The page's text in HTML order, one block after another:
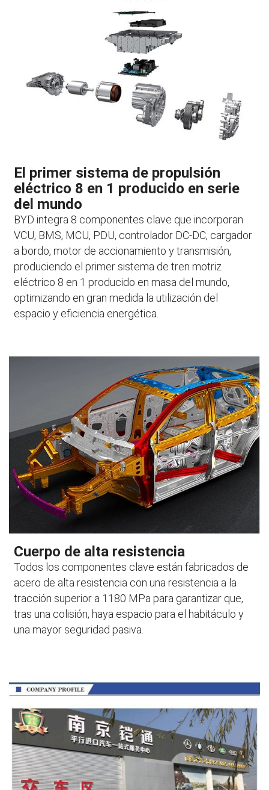
El primer sistema de propulsión
eléctrico 8 en 1 producido en serie
del mundo
BYD integra 8 componentes clave que incorporan
VCU, BMS, MCU, PDU, controlador DC-DC, cargador
a bordo, motor de accionamiento y transmisión,
produciendo el primer sistema de tren motriz
eléctrico 8 en 1 producido en masa del mundo,
optimizando en gran medida la utilización del
espacio y eficiencia energética.
Cuerpo de alta resistencia
Todos los componentes clave están fabricados de
acero de alta resistencia con una resistencia a la
tracción superior a 1180 MPa para garantizar que,
tras una colisión, haya espacio para el habitáculo y
una mayor seguridad pasiva.